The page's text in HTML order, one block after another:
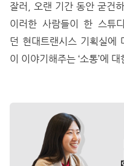
잘러, 오랜 기간 동안 굳건
이러한 사람들이 한 스튜
던 현대트랜시스 기획실에
이 이야기해주는 ‘소통’에